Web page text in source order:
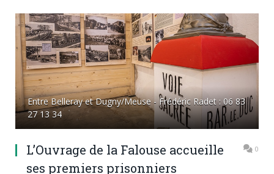
Entre Belleray et Dugny/Meuse - Frédéric Radet : 06 83
27 13 34
L’Ouvrage de la Falouse accueille
ses premiers prisonniers
0